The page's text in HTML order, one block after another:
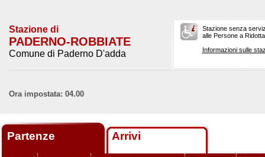
Stazione di
PADERNO-ROBBIATE
Comune di Paderno D'adda
Stazione senza
alle Persone a
Informazioni sulle
Ora impostata: 04.00
Partenze Arrivi